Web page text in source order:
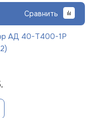
Сравнить
АД 40-Т400-1Р